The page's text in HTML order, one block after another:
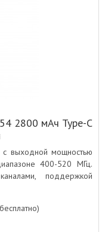
2800 мАч Type-C
с выходной мощностью
400-520 МГц.
поддержкой
для гарнитуры